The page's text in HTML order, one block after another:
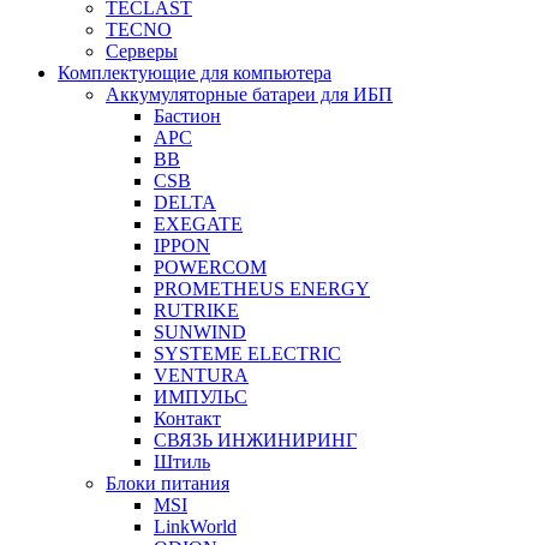
TECLAST
TECNO
Серверы
Комплектующие для компьютера
Аккумуляторные батареи для ИБП
Бастион
APC
BB
CSB
DELTA
EXEGATE
IPPON
POWERCOM
PROMETHEUS ENERGY
RUTRIKE
SUNWIND
SYSTEME ELECTRIC
VENTURA
ИМПУЛЬС
Контакт
СВЯЗЬ ИНЖИНИРИНГ
Штиль
Блоки питания
MSI
LinkWorld